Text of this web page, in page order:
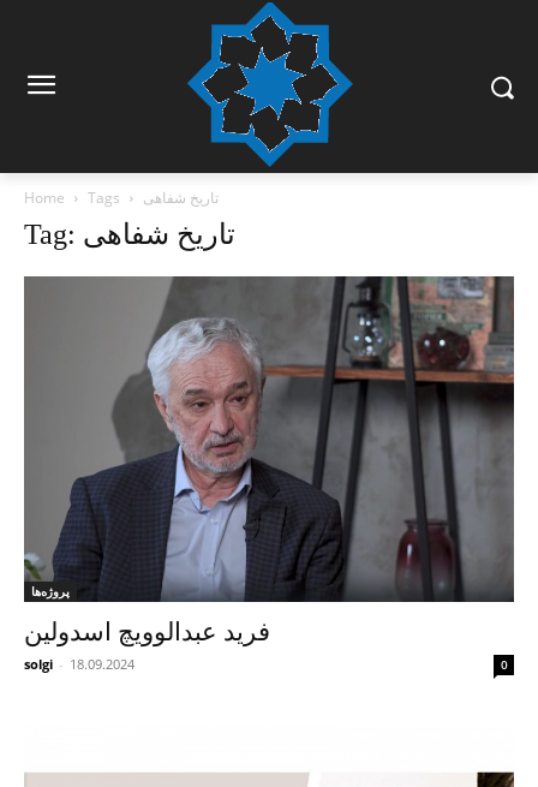
Home Tags تاریخ شفاهی
Tag: تاریخ شفاهی
پروژه‌ها
فرید عبدالوویچ اسدولین
solgi - 18.09.2024 0